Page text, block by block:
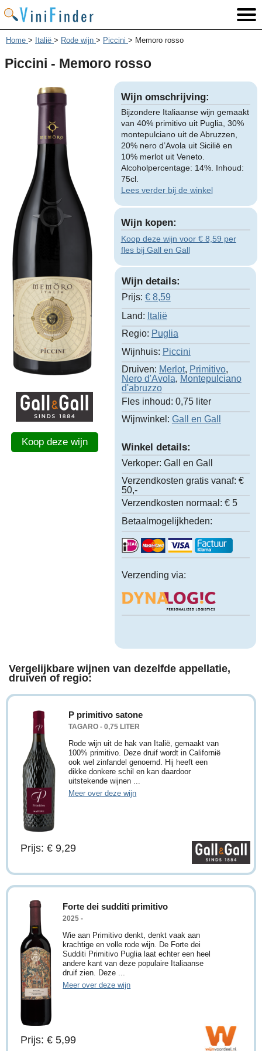
Home > Italië > Rode wijn > Piccini > Memoro rosso
Piccini - Memoro rosso
Koop deze wijn
Wijn omschrijving:
Bijzondere Italiaanse wijn gemaakt
van 40% primitivo uit Puglia, 30%
montepulciano uit de Abruzzen,
20% nero d’Avola uit Sicilië en
10% merlot uit Veneto.
Alcoholpercentage: 14%. Inhoud:
75cl.
Lees verder bij de winkel
Wijn kopen:
Koop deze wijn voor € 8,59 per
fles bij Gall en Gall
Wijn details:
Prijs: € 8,59
Land: Italië
Regio: Puglia
Wijnhuis: Piccini
Druiven: Merlot, Primitivo,
Nero d'Avola, Montepulciano
d'abruzzo
Fles inhoud: 0,75 liter
Wijnwinkel: Gall en Gall
Winkel details:
Verkoper: Gall en Gall
Verzendkosten gratis vanaf: €
50,-
Verzendkosten normaal: € 5
Betaalmogelijkheden:
Verzending via:
Vergelijkbare wijnen van dezelfde appellatie,
druiven of regio:
P primitivo satone
TAGARO - 0,75 LITER
Rode wijn uit de hak van Italië, gemaakt van
100% primitivo. Deze druif wordt in Californië
ook wel zinfandel genoemd. Hij heeft een
dikke donkere schil en kan daardoor
uitstekende wijnen ...
Meer over deze wijn
Prijs: € 9,29
Forte dei sudditi primitivo
2025 -
Wie aan Primitivo denkt, denkt vaak aan
krachtige en volle rode wijn. De Forte dei
Sudditi Primitivo Puglia laat echter een heel
andere kant van deze populaire Italiaanse
druif zien. Deze ...
Meer over deze wijn
Prijs: € 5,99